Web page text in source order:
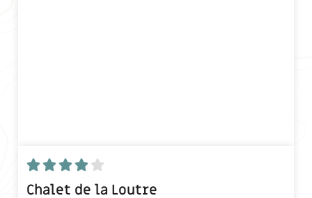
    
Chalet de la Loutre